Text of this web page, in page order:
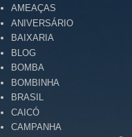
AMEAÇAS
ANIVERSÁRIO
BAIXARIA
BLOG
BOMBA
BOMBINHA
BRASIL
CAICÓ
CAMPANHA